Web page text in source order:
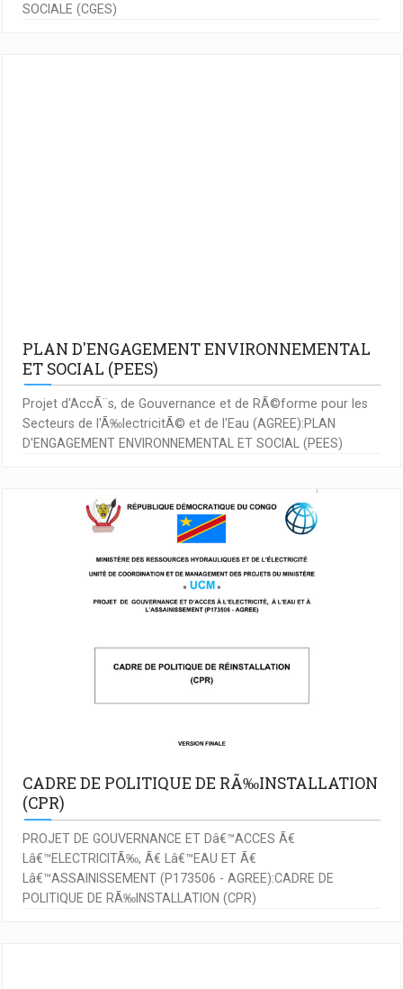
SOCIALE (CGES)
PLAN D'ENGAGEMENT ENVIRONNEMENTAL
ET SOCIAL (PEES)
Projet d'AccÃ¨s, de Gouvernance et de RÃ©forme pour les
Secteurs de l'Ã‰lectricitÃ© et de l'Eau (AGREE):PLAN
D'ENGAGEMENT ENVIRONNEMENTAL ET SOCIAL (PEES)
CADRE DE POLITIQUE DE RÃ‰INSTALLATION
(CPR)
PROJET DE GOUVERNANCE ET Dâ€™ACCES Ã€
Lâ€™ELECTRICITÃ‰, Ã€ Lâ€™EAU ET Ã€
Lâ€™ASSAINISSEMENT (P173506 - AGREE):CADRE DE
POLITIQUE DE RÃ‰INSTALLATION (CPR)